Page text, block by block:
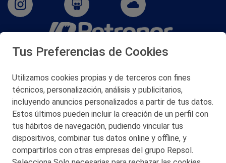
San Martín 5-Edificio Muñatones,
© 2026 Petronor S.A.
CONTACTO
Tus Preferencias de Cookies
Utilizamos cookies propias y de terceros con fines
técnicos, personalización, análisis y publicitarios,
incluyendo anuncios personalizados a partir de tus datos.
Estos últimos pueden incluir la creación de un perfil con
tus hábitos de navegación, pudiendo vincular tus
dispositivos, combinar tus datos online y offline, y
compartirlos con otras empresas del grupo Repsol.